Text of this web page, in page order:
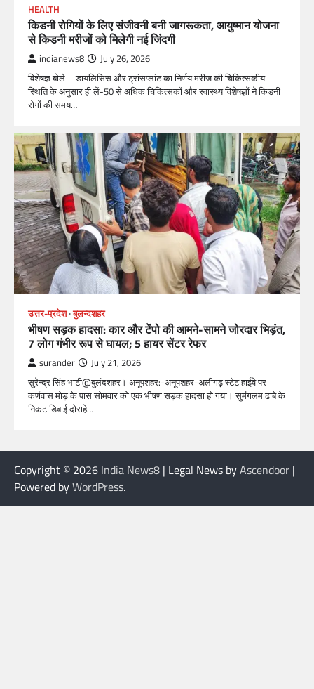
HEALTH
किडनी रोगियों के लिए संजीवनी बनी जागरूकता, आयुष्मान योजना
से किडनी मरीजों को मिलेगी नई जिंदगी
indianews8 July 26, 2026
विशेषज्ञ बोले—डायलिसिस और ट्रांसप्लांट का निर्णय मरीज की चिकित्सकीय
स्थिति के अनुसार ही लें-50 से अधिक चिकित्सकों और स्वास्थ्य विशेषज्ञों ने किडनी
रोगों की समय…
उत्तर-प्रदेश बुलन्दशहर
भीषण सड़क हादसा: कार और टेंपो की आमने-सामने जोरदार भिड़ंत,
7 लोग गंभीर रूप से घायल; 5 हायर सेंटर रेफर​
surander July 21, 2026
सुरेन्द्र सिंह भाटी@बुलंदशहर। अनूपशहर:-अनूपशहर-अलीगढ़ स्टेट हाईवे पर
कर्णवास मोड़ के पास सोमवार को एक भीषण सड़क हादसा हो गया। सुमंगलम ढाबे के
निकट डिबाई दोराहे…
Copyright © 2026 India News8 | Legal News byAscendoor |
Powered byWordPress.